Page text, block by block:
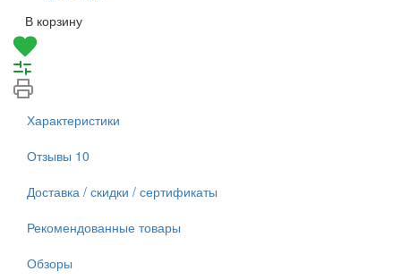
В корзину
Характеристики
Отзывы 10
Доставка / скидки / сертификаты
Рекомендованные товары
Обзоры